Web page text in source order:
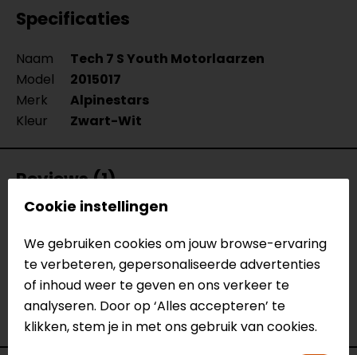
Specificaties
Naam
Tech 7 S Youth Motorlaarzen
Model
2015017
Merk
Alpinestars
Kleur
Zwart-Wit
Reviews (1)
12-02-2025
geen toelichting gegeven
- Van Muylem
Cookie instellingen
We gebruiken cookies om jouw browse-ervaring
te verbeteren, gepersonaliseerde advertenties
of inhoud weer te geven en ons verkeer te
analyseren. Door op ‘Alles accepteren’ te
klikken, stem je in met ons gebruik van cookies.